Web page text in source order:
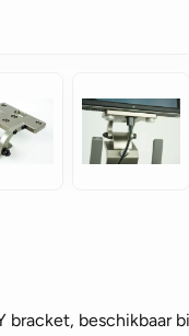
bracket, beschikbaar